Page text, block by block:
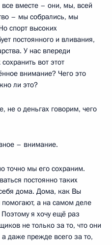
вместе – они, мы, всей
– мы собрались, мы
спорт высоких
постоянного и вливания,
У нас впереди
вот этот
внимание? Чего это
ли это?
не о деньгах говорим, чего
– внимание.
точно мы его сохраним.
постоянно таких
дома. Дома, как Вы
помогают, а на самом деле
я хочу ещё раз
не только за то, что они
даже прежде всего за то,